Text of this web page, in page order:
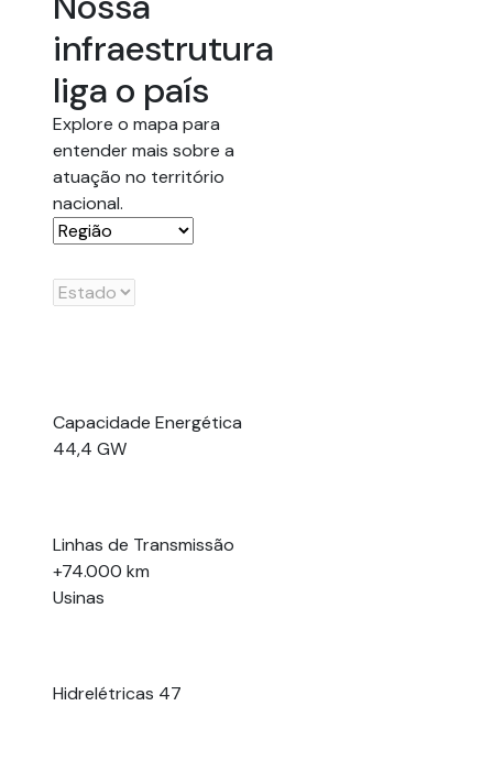
infraestrutura
liga o país
Explore o mapa para
entender mais sobre a
atuação no território
nacional.
Capacidade Energética
44,4 GW
Linhas de Transmissão
+74.000 km
Usinas
Hidrelétricas 47